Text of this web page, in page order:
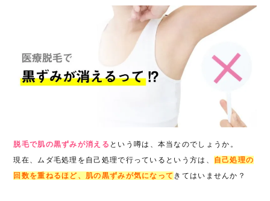
脱毛で肌の黒ずみが消える という噂は、本当なのでしょうか。
現在、ムダ毛処理を自己処理で行っているという方は、 自己処理の
回数を重ねるほど、肌の黒ずみが気になって きてはいませんか？